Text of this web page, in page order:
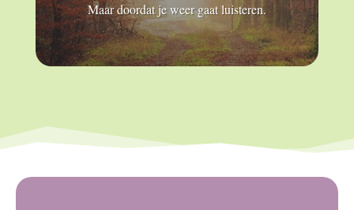
Maar doordat je weer gaat luisteren.